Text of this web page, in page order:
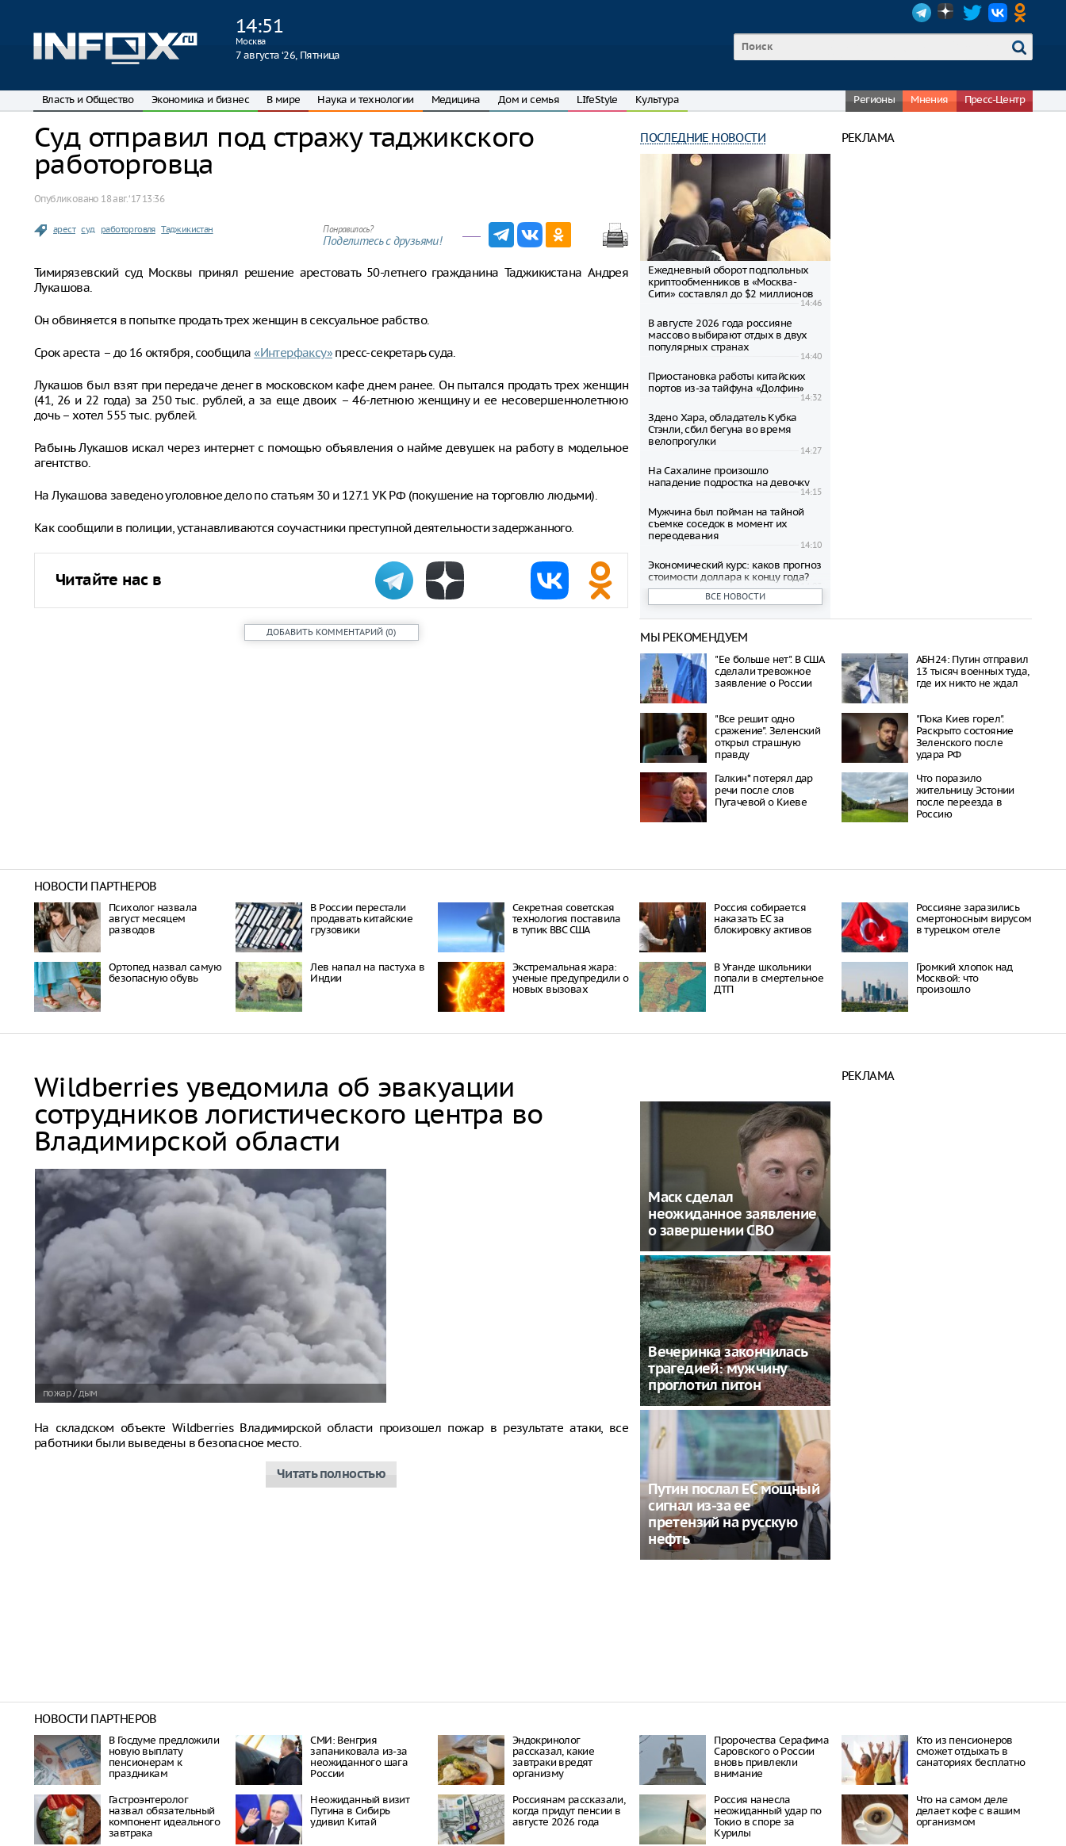
14:51
Москва
7 августа ‘26, Пятница
Власть и Общество Экономика и бизнес В мире Наука и технологии Медицина Дом и семья LIfeStyle Культура Регионы Мнения Пресс-Центр
Суд отправил под стражу таджикского
работорговца
Опубликовано 18 авг. ‘17 13:36
арест суд работорговля Таджикистан Понравилось?
Поделитесь с друзьями!
Тимирязевский суд Москвы принял решение арестовать 50-летнего гражданина Таджикистана Андрея
Лукашова.
Он обвиняется в попытке продать трех женщин в сексуальное рабство.
Срок ареста – до 16 октября, сообщила«Интерфаксу» пресс-секретарь суда.
Лукашов был взят при передаче денег в московском кафе днем ранее. Он пытался продать трех женщин
(41, 26 и 22 года) за 250 тыс. рублей, а за еще двоих – 46-летнюю женщину и ее несовершеннолетнюю
дочь – хотел 555 тыс. рублей.
Рабынь Лукашов искал через интернет с помощью объявления о найме девушек на работу в модельное
агентство.
На Лукашова заведено уголовное дело по статьям 30 и 127.1 УК РФ (покушение на торговлю людьми).
Как сообщили в полиции, устанавливаются соучастники преступной деятельности задержанного.
Читайте нас в
ДОБАВИТЬ КОММЕНТАРИЙ (0)
ПОСЛЕДНИЕ НОВОСТИ
Ежедневный оборот подпольных
криптообменников в «Москва-
Сити» составлял до $2 миллионов
14:46
В августе 2026 года россияне
массово выбирают отдых в двух
популярных странах
14:40
Приостановка работы китайских
портов из-за тайфуна «Долфин»
14:32
Здено Хара, обладатель Кубка
Стэнли, сбил бегуна во время
велопрогулки
14:27
На Сахалине произошло
напaдение подростка на девочку
14:15
Мужчина был пойман на тайной
съемке соседок в момент их
переодевания
14:10
Экономический курс: каков прогноз
стоимости доллара к концу года?
14:03
Проверка в связи с голодовкой экс-
сенатора России
Верховный суд отклонил
возможность лишения
водительских прав без
подтверждения личности
Спрос на автомобили российских
производителей в России резко
снизился
13:44
Необычная цепь самоубийств в
Пентагоне
13:33
Обнаружено скрытое ограничение
в компьютерах
ВСЕ НОВОСТИ
РЕКЛАМА
МЫ РЕКОМЕНДУЕМ
"Ее больше нет". В США
сделали тревожное
заявление о России
АБН24: Путин отправил
13 тысяч военных туда,
где их никто не ждал
"Все решит одно
сражение". Зеленский
открыл страшную
правду
"Пока Киев горел".
Раскрыто состояние
Зеленского после
удара РФ
Галкин* потерял дар
речи после слов
Пугачевой о Киеве
Что поразило
жительницу Эстонии
после переезда в
Россию
НОВОСТИ ПАРТНЕРОВ
Психолог назвала
август месяцем
разводов
В России перестали
продавать китайские
грузовики
Секретная советская
технология поставила
в тупик ВВС США
Россия собирается
наказать EC за
блокировку активов
Россияне заразились
смертоносным вирусом
в турецком отеле
Ортопед назвал самую
безопасную обувь
Лев напал на пастуха в
Индии
Экстремальная жара:
ученые предупредили о
новых вызовах
В Уганде школьники
попали в смертельное
ДТП
Громкий хлопок над
Москвой: что
произошло
Wildberries уведомила об эвакуации
сотрудников логистического центра во
Владимирской области
пожар / дым
На складском объекте Wildberries Владимирской области произошел пожар в результате атаки, все
работники были выведены в безопасное место.
Читать полностью
Маск сделал
неожиданное заявление
о завершении СВО
Вечеринка закончилась
трагедией: мужчину
проглотил питон
Путин послал ЕС мощный
сигнал из-за ее
претензий на русскую
нефть
РЕКЛАМА
НОВОСТИ ПАРТНЕРОВ
В Госдуме предложили
новую выплату
пенсионерам к
праздникам
СМИ: Венгрия
запаниковала из-за
неожиданного шага
России
Эндокринолог
рассказал, какие
завтраки вредят
организму
Пророчества Серафима
Саровского о России
вновь привлекли
внимание
Кто из пенсионеров
сможет отдыхать в
санаториях бесплатно
Гастроэнтеролог
назвал обязательный
компонент идеального
завтрака
Неожиданный визит
Путина в Сибирь
удивил Китай
Россиянам рассказали,
когда придут пенсии в
августе 2026 года
Россия нанесла
неожиданный удар по
Токио в споре за
Курилы
Что на самом деле
делает кофе с вашим
организмом